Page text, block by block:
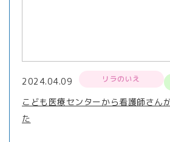
2024.04.09 リラのいえ
こども医療センターから看護師さん
た